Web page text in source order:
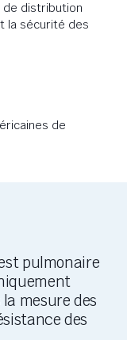
de distribution
la sécurité des
de
pulmonaire
mesure des
des